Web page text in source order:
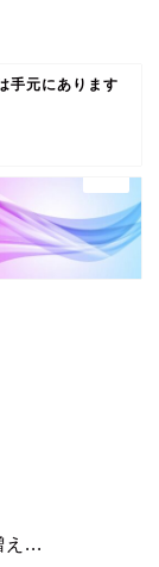
手元にあります
え...